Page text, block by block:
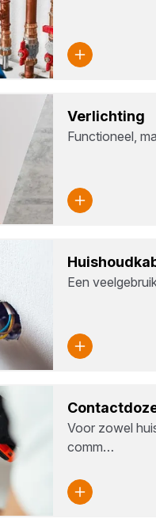
Ver­lich­ting
Functioneel,
Een
Voor zowel
comm…